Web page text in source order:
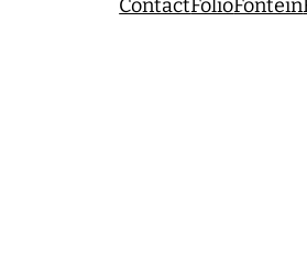
ContactFolioFontein